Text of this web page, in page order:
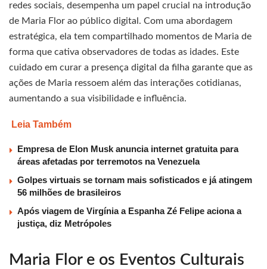
redes sociais, desempenha um papel crucial na introdução
de Maria Flor ao público digital. Com uma abordagem
estratégica, ela tem compartilhado momentos de Maria de
forma que cativa observadores de todas as idades. Este
cuidado em curar a presença digital da filha garante que as
ações de Maria ressoem além das interações cotidianas,
aumentando a sua visibilidade e influência.
Leia Também
Empresa de Elon Musk anuncia internet gratuita para
áreas afetadas por terremotos na Venezuela
Golpes virtuais se tornam mais sofisticados e já atingem
56 milhões de brasileiros
Após viagem de Virgínia a Espanha Zé Felipe aciona a
justiça, diz Metrópoles
Maria Flor e os Eventos Culturais